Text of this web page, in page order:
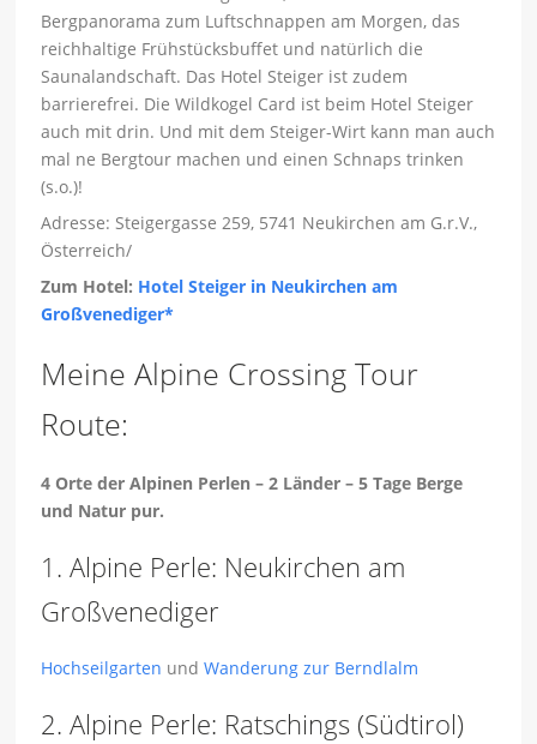
Bergpanorama zum Luftschnappen am Morgen, das
reichhaltige Frühstücksbuffet und natürlich die
Saunalandschaft. Das Hotel Steiger ist zudem
barrierefrei. Die Wildkogel Card ist beim Hotel Steiger
auch mit drin. Und mit dem Steiger-Wirt kann man auch
mal ne Bergtour machen und einen Schnaps trinken
(s.o.)!
Adresse: Steigergasse 259, 5741 Neukirchen am G.r.V.,
Österreich/
Zum Hotel: Hotel Steiger in Neukirchen am
Großvenediger*
Meine Alpine Crossing Tour
Route:
4 Orte der Alpinen Perlen – 2 Länder – 5 Tage Berge
und Natur pur.
1. Alpine Perle: Neukirchen am
Großvenediger
Hochseilgarten undWanderung zur Berndlalm
2. Alpine Perle: Ratschings (Südtirol)